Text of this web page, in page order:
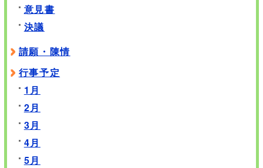
意見書
決議
請願・陳情
行事予定
1月
2月
3月
4月
5月